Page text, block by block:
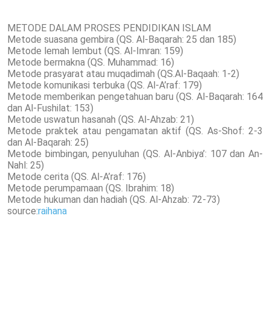
METODE DALAM PROSES PENDIDIKAN ISLAM
Metode suasana gembira (QS. Al-Baqarah: 25 dan 185)
Metode lemah lembut (QS. Al-Imran: 159)
Metode bermakna (QS. Muhammad: 16)
Metode prasyarat atau muqadimah (QS.Al-Baqaah: 1-2)
Metode komunikasi terbuka (QS. Al-A’raf: 179)
Metode memberikan pengetahuan baru (QS. Al-Baqarah: 164
dan Al-Fushilat: 153)
Metode uswatun hasanah (QS. Al-Ahzab: 21)
Metode praktek atau pengamatan aktif (QS. As-Shof: 2-3
dan Al-Baqarah: 25)
Metode bimbingan, penyuluhan (QS. Al-Anbiya’: 107 dan An-
Nahl: 25)
Metode cerita (QS. Al-A’raf: 176)
Metode perumpamaan (QS. Ibrahim: 18)
Metode hukuman dan hadiah (QS. Al-Ahzab: 72-73)
source:raihana